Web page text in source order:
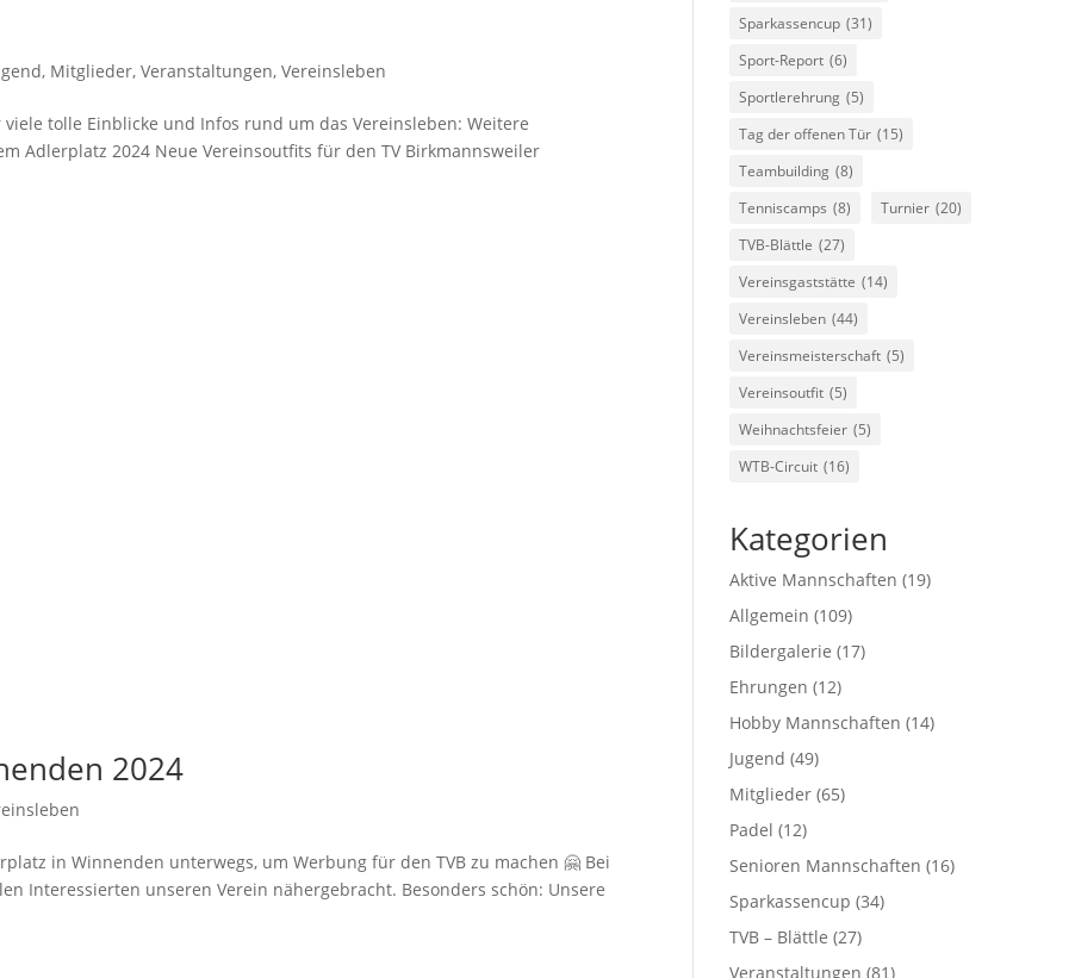
, Mitglieder,Veranstaltungen,Vereinsleben
tolle Einblicke und Infos rund um das Vereinsleben: Weitere
Adlerplatz 2024 Neue Vereinsoutfits für den TV Birkmannsweiler
2024
in Winnenden unterwegs, um Werbung für den TVB zu machen 🤗 Bei
Interessierten unseren Verein nähergebracht. Besonders schön: Unsere
Sparkassencup (31)
Sport-Report (6)
Sportlerehrung (5)
Tag der offenen Tür (15)
Teambuilding (8)
Tenniscamps (8) Turnier (20)
TVB-Blättle (27)
Vereinsgaststätte (14)
Vereinsleben (44)
Vereinsmeisterschaft (5)
Vereinsoutfit (5)
Weihnachtsfeier (5)
WTB-Circuit (16)
Kategorien
Aktive Mannschaften (19)
Allgemein (109)
Bildergalerie (17)
Ehrungen (12)
Hobby Mannschaften (14)
Jugend (49)
Mitglieder (65)
Padel (12)
Senioren Mannschaften (16)
Sparkassencup (34)
TVB – Blättle (27)
Veranstaltungen (81)